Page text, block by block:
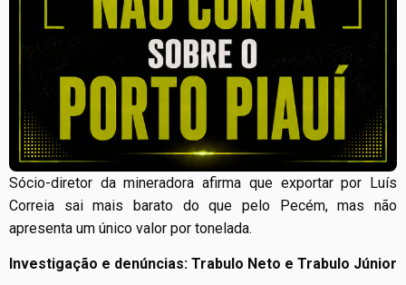
Sócio-diretor da mineradora afirma que exportar por Luís
Correia sai mais barato do que pelo Pecém, mas não
apresenta um único valor por tonelada.
Investigação e denúncias: Trabulo Neto e Trabulo Júnior